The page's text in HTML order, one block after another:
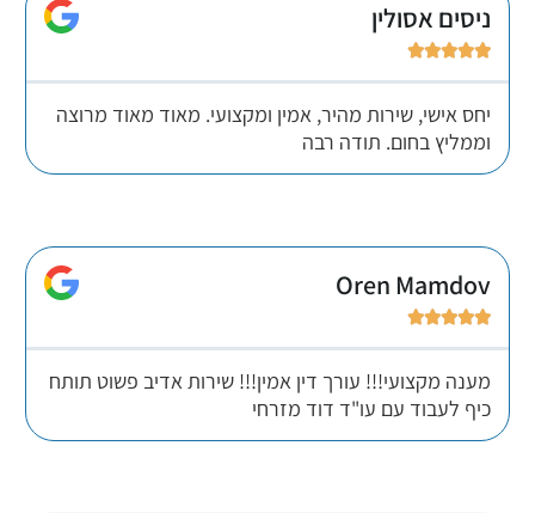
ניסים אסולין





יחס אישי, שירות מהיר, אמין ומקצועי. מאוד מאוד מרוצה
וממליץ בחום. תודה רבה
Oren Mamdov





מענה מקצועי!!! עורך דין אמין!!! שירות אדיב פשוט תותח
כיף לעבוד עם עו"ד דוד מזרחי